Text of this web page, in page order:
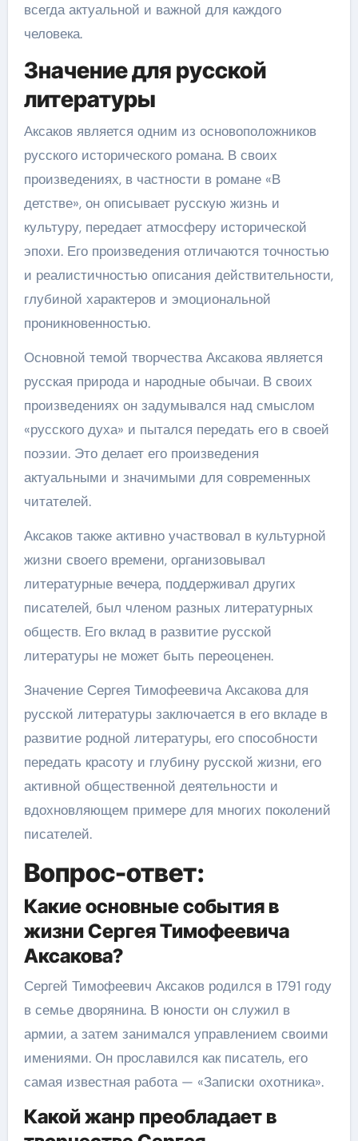
всегда актуальной и важной для каждого
человека.
Значение для русской
литературы
Аксаков является одним из основоположников
русского исторического романа. В своих
произведениях, в частности в романе «В
детстве», он описывает русскую жизнь и
культуру, передает атмосферу исторической
эпохи. Его произведения отличаются точностью
и реалистичностью описания действительности,
глубиной характеров и эмоциональной
проникновенностью.
Основной темой творчества Аксакова является
русская природа и народные обычаи. В своих
произведениях он задумывался над смыслом
«русского духа» и пытался передать его в своей
поэзии. Это делает его произведения
актуальными и значимыми для современных
читателей.
Аксаков также активно участвовал в культурной
жизни своего времени, организовывал
литературные вечера, поддерживал других
писателей, был членом разных литературных
обществ. Его вклад в развитие русской
литературы не может быть переоценен.
Значение Сергея Тимофеевича Аксакова для
русской литературы заключается в его вкладе в
развитие родной литературы, его способности
передать красоту и глубину русской жизни, его
активной общественной деятельности и
вдохновляющем примере для многих поколений
писателей.
Вопрос-ответ:
Какие основные события в
жизни Сергея Тимофеевича
Аксакова?
Сергей Тимофеевич Аксаков родился в 1791 году
в семье дворянина. В юности он служил в
армии, а затем занимался управлением своими
имениями. Он прославился как писатель, его
самая известная работа — «Записки охотника».
Какой жанр преобладает в